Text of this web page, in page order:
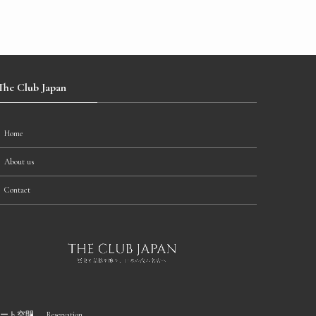
Club Japan
Home
About us
Contact